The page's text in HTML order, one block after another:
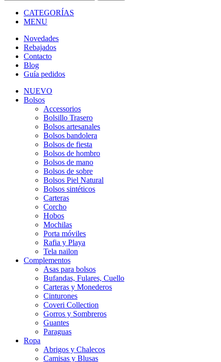
CATEGORÍAS
MENU
Novedades
Rebajados
Contacto
Blog
Guía pedidos
NUEVO
Bolsos
Accessorios
Bolsillo Trasero
Bolsos artesanales
Bolsos bandolera
Bolsos de fiesta
Bolsos de hombro
Bolsos de mano
Bolsos de sobre
Bolsos Piel Natural
Bolsos sintéticos
Carteras
Corcho
Hobos
Mochilas
Porta móviles
Rafia y Playa
Tela nailon
Complementos
Asas para bolsos
Bufandas, Fulares, Cuello
Carteras y Monederos
Cinturones
Coveri Collection
Gorros y Sombreros
Guantes
Paraguas
Ropa
Abrigos y Chalecos
Camisas y Blusas